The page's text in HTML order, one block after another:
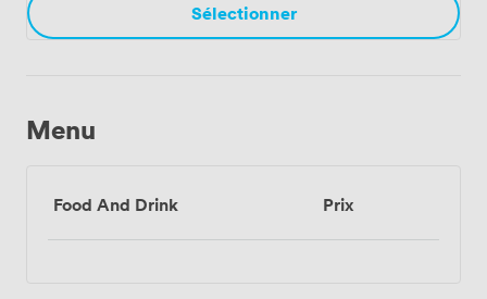
Sélectionner
Menu
Food And Drink Prix